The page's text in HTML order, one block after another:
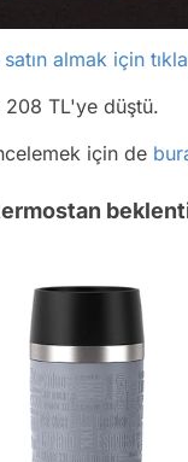
almak için
TL'ye düştü.
için de